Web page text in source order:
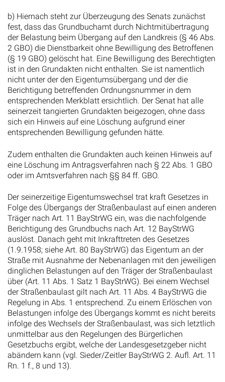
b) Hiernach steht zur Überzeugung des Senats zunächst
fest, dass das Grundbuchamt durch Nichtmitübertragung
der Belastung beim Übergang auf den Landkreis (§ 46 Abs.
2 GBO) die Dienstbarkeit ohne Bewilligung des Betroffenen
(§ 19 GBO) gelöscht hat. Eine Bewilligung des Berechtigten
ist in den Grundakten nicht enthalten. Sie ist namentlich
nicht unter der den Eigentumsübergang und der die
Berichtigung betreffenden Ordnungsnummer in dem
entsprechenden Merkblatt ersichtlich. Der Senat hat alle
seinerzeit tangierten Grundakten beigezogen, ohne dass
sich ein Hinweis auf eine Löschung aufgrund einer
entsprechenden Bewilligung gefunden hätte.
Zudem enthalten die Grundakten auch keinen Hinweis auf
eine Löschung im Antragsverfahren nach § 22 Abs. 1 GBO
oder im Amtsverfahren nach §§ 84 ff. GBO.
Der seinerzeitige Eigentumswechsel trat kraft Gesetzes in
Folge des Übergangs der Straßenbaulast auf einen anderen
Träger nach Art. 11 BayStrWG ein, was die nachfolgende
Berichtigung des Grundbuchs nach Art. 12 BayStrWG
auslöst. Danach geht mit Inkrafttreten des Gesetzes
(1.9.1958; siehe Art. 80 BayStrWG) das Eigentum an der
Straße mit Ausnahme der Nebenanlagen mit den jeweiligen
dinglichen Belastungen auf den Träger der Straßenbaulast
über (Art. 11 Abs. 1 Satz 1 BayStrWG). Bei einem Wechsel
der Straßenbaulast gilt nach Art. 11 Abs. 4 BayStrWG die
Regelung in Abs. 1 entsprechend. Zu einem Erlöschen von
Belastungen infolge des Übergangs kommt es nicht bereits
infolge des Wechsels der Straßenbaulast, was sich letztlich
unmittelbar aus den Regelungen des Bürgerlichen
Gesetzbuchs ergibt, welche der Landesgesetzgeber nicht
abändern kann (vgl. Sieder/Zeitler BayStrWG 2. Aufl. Art. 11
Rn. 1 f., 8 und 13).